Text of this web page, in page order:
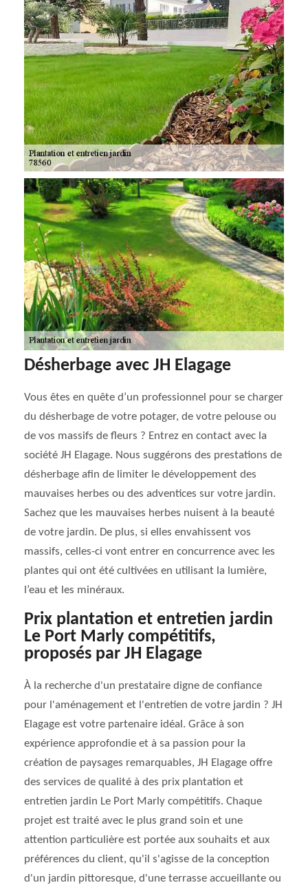
Désherbage avec JH Elagage
Vous êtes en quête d’un professionnel pour se charger
du désherbage de votre potager, de votre pelouse ou
de vos massifs de fleurs ? Entrez en contact avec la
société JH Elagage. Nous suggérons des prestations de
désherbage afin de limiter le développement des
mauvaises herbes ou des adventices sur votre jardin.
Sachez que les mauvaises herbes nuisent à la beauté
de votre jardin. De plus, si elles envahissent vos
massifs, celles-ci vont entrer en concurrence avec les
plantes qui ont été cultivées en utilisant la lumière,
l’eau et les minéraux.
Prix plantation et entretien jardin
Le Port Marly compétitifs,
proposés par JH Elagage
À la recherche d'un prestataire digne de confiance
pour l'aménagement et l'entretien de votre jardin ? JH
Elagage est votre partenaire idéal. Grâce à son
expérience approfondie et à sa passion pour la
création de paysages remarquables, JH Elagage offre
des services de qualité à des prix plantation et
entretien jardin Le Port Marly compétitifs. Chaque
projet est traité avec le plus grand soin et une
attention particulière est portée aux souhaits et aux
préférences du client, qu'il s'agisse de la conception
d'un jardin pittoresque, d'une terrasse accueillante ou